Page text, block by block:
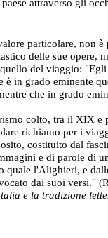
attraverso gli
particolare, non è
delle sue opere,
del viaggio:
è in grado eminente
che in grado
colto, tra il XIX e
richiamo per i
costituito dal
e di parole di
quale l'Alighieri, e
dai suoi versi."
e la tradizione